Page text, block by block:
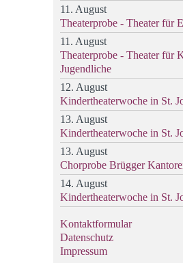
11. August
Theaterprobe - Theater für
11. August
Theaterprobe - Theater für
Jugendliche
12. August
Kindertheaterwoche in St.
13. August
Kindertheaterwoche in St.
13. August
Chorprobe Brügger
14. August
Kindertheaterwoche in St.
Kontaktformular
Datenschutz
Impressum